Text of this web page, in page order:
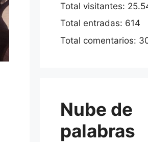
Total visitantes:
Total entradas: 614
Total comentarios:
Nube de
palabras